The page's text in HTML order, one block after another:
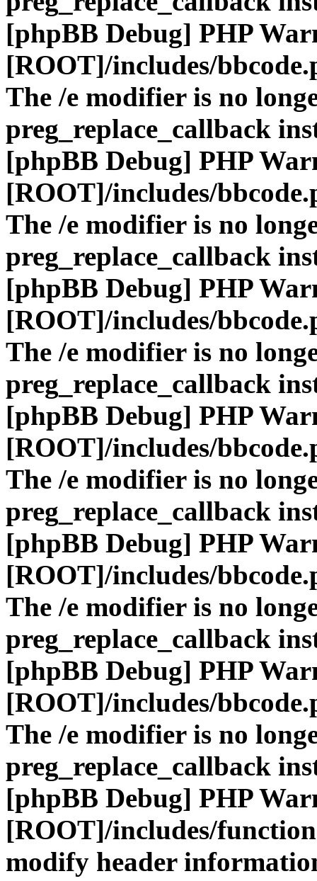
[phpBB Debug] PHP
[ROOT]/includes/
The /e modifier is no
preg_replace_callback
[phpBB Debug] PHP
[ROOT]/includes/
The /e modifier is no
preg_replace_callback
[phpBB Debug] PHP
[ROOT]/includes/
The /e modifier is no
preg_replace_callback
[phpBB Debug] PHP
[ROOT]/includes/
The /e modifier is no
preg_replace_callback
[phpBB Debug] PHP
[ROOT]/includes/
The /e modifier is no
preg_replace_callback
[phpBB Debug] PHP
[ROOT]/includes/
The /e modifier is no
preg_replace_callback
[phpBB Debug] PHP
[ROOT]/includes/
modify header